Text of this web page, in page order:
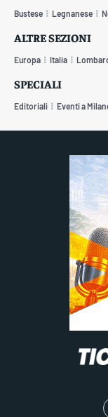
Bustese Legnanese
ALTRE SEZIONI
Europa Italia
SPECIALI
Editoriali Eventi a